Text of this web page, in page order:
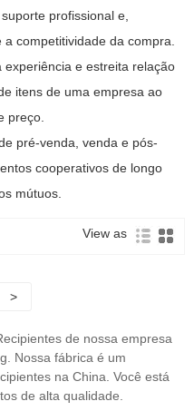
profissional e,
competitividade da compra.
e estreita relação
itens de uma empresa ao
preço.
pré-venda, venda e pós-
cooperativos de longo
mútuos.
View as
>
de nossa empresa
Nossa fábrica é um
na China. Você está
de alta qualidade.